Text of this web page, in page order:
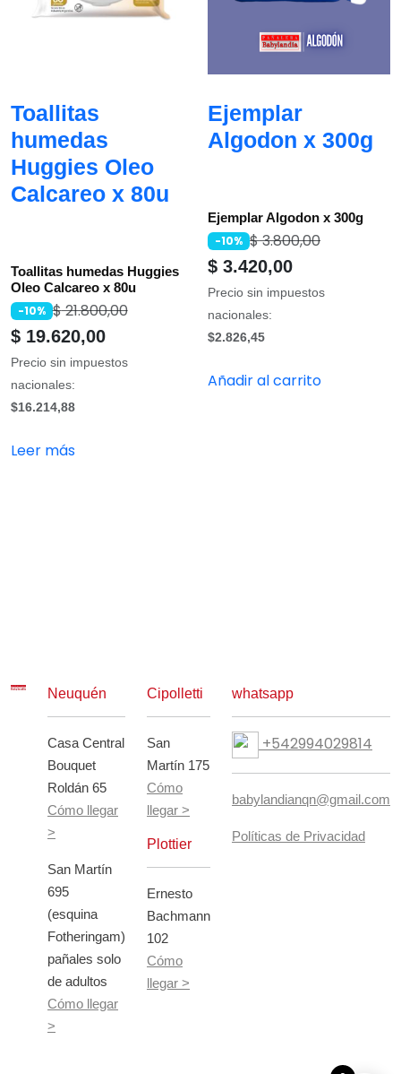
Toallitas
humedas
Huggies Oleo
Calcareo x 80u
Toallitas humedas Huggies
Oleo Calcareo x 80u
-10% $21.800,00
$ 19.620,00
Precio sin impuestos
nacionales:
$16.214,88
Leer más
Ejemplar
Algodon x 300g
Ejemplar Algodon x 300g
-10% $3.800,00
$ 3.420,00
Precio sin impuestos
nacionales:
$2.826,45
Añadir al carrito
Neuquén
Casa Central
Bouquet
Roldán 65
Cómo llegar
>
San Martín
695
(esquina
Fotheringam)
pañales solo
de adultos
Cómo llegar
>
Cipolletti
San
Martín 175
Cómo
llegar >
Plottier
Ernesto
Bachmann
102
Cómo
llegar >
whatsapp
+542994029814
babylandianqn@gmail.com
Políticas de Privacidad